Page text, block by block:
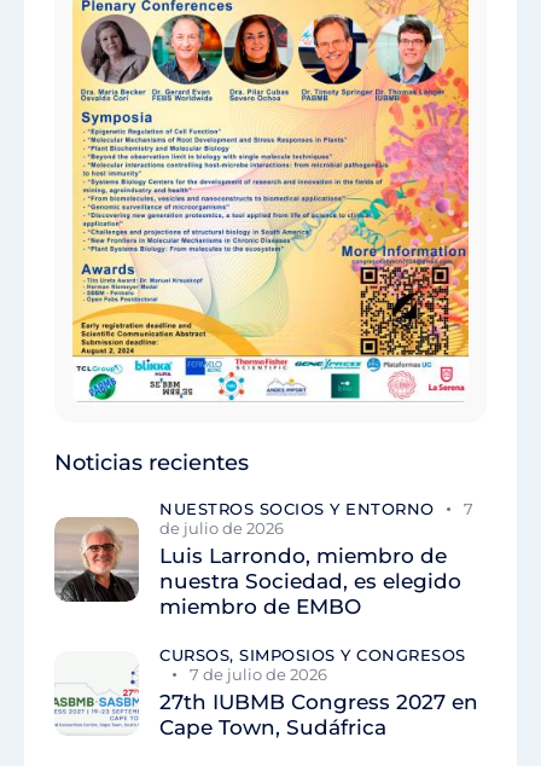
Noticias recientes
NUESTROS SOCIOS Y ENTORNO
7
de julio de 2026
Luis Larrondo, miembro de
nuestra Sociedad, es elegido
miembro de EMBO
CURSOS, SIMPOSIOS Y CONGRESOS
7 de julio de 2026
27th IUBMB Congress 2027 en
Cape Town, Sudáfrica